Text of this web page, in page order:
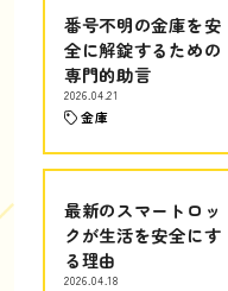
番号不明の金庫を安
全に解錠するための
専門的助言
2026.04.21
金庫
最新のスマートロッ
クが生活を安全にす
る理由
2026.04.18